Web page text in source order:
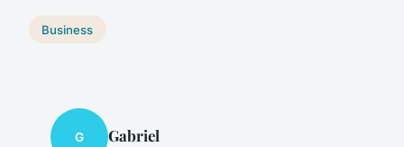
Business
G Gabriel